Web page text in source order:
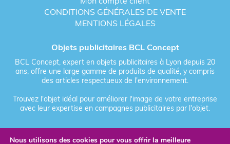
CONDITIONS GÉNÉRALES DE VENTE
MENTIONS LÉGALES
Objets publicitaires BCL Concept
BCL Concept, expert en objets publicitaires à Lyon depuis 20
ans, offre une large gamme de produits de qualité, y compris
des articles respectueux de l'environnement.
Trouvez l'objet idéal pour améliorer l'image de votre entreprise
avec leur expertise en campagnes publicitaires par l'objet.
Nous utilisons des cookies pour vous offrir la meilleure